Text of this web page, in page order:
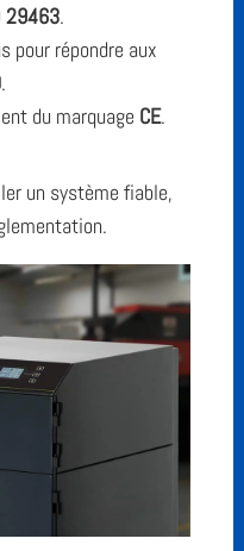
29463.
pour répondre aux
.
du marquage CE.
un système fiable,